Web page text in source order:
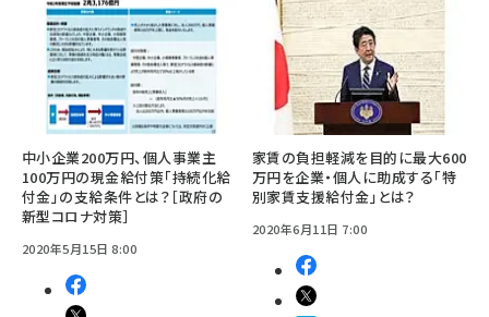
中小企業200万円、個人事業主
100万円の現金給付策「持続化給
付金」の支給条件とは？［政府の
新型コロナ対策］
2020年5月15日 8:00
家賃の負担軽減を目的に最大600
万円を企業・個人に助成する「特
別家賃支援給付金」とは？
2020年6月11日 7:00